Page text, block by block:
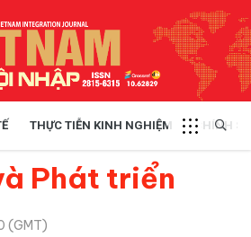
THỰC TIỄN KINH NGHIỆM CHÍNH
Phát triển
(GMT)